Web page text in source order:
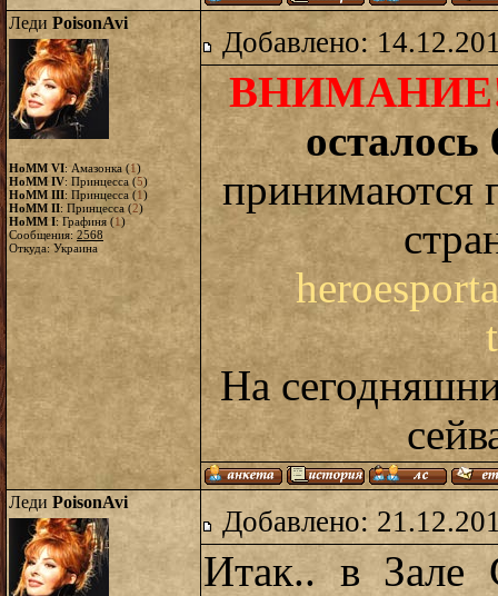
Леди PoisonAvi
HoMM VI: Амазонка (1)
HoMM IV: Принцесса (5)
HoMM III: Принцесса (1)
HoMM II: Принцесса (2)
HoMM I: Графиня (1)
Сообщения:2568
Откуда: Украина
Добавлено:
осталось
принимаются
На
Леди PoisonAvi
Добавлено:
Итак.. в Зале